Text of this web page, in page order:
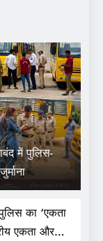
में पुलिस-
का ‘एकता
एकता और
को मिला
ने दी